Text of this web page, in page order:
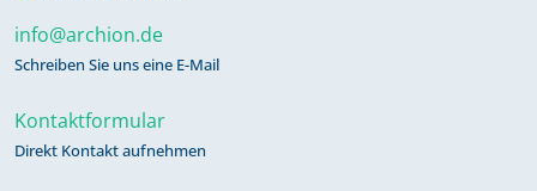
info@archion.de
Schreiben Sie uns eine E-Mail
Kontaktformular
Direkt Kontakt aufnehmen